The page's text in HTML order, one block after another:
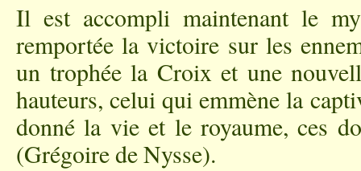
Il est accompli maintenant le
remportée la victoire sur les
un trophée la Croix et une
hauteurs, celui qui emmène la
donné la vie et le royaume, ces
(Grégoire de Nysse).